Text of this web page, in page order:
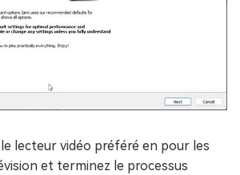
lecteur vidéo préféré en pour les
et terminez le processus